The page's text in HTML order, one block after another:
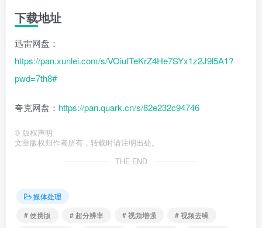
下载地址
迅雷网盘：
https://pan.xunlei.com/s/VOiufTeKrZ4He7SYx1z2J9l5A1?
pwd=7th8#
夸克网盘： https://pan.quark.cn/s/82e232c94746
© 版权声明
文章版权归作者所有，转载时请注明出处。
THE END
媒体处理
# 便携版
# 超分辨率 # 视频增强
# 视频去噪